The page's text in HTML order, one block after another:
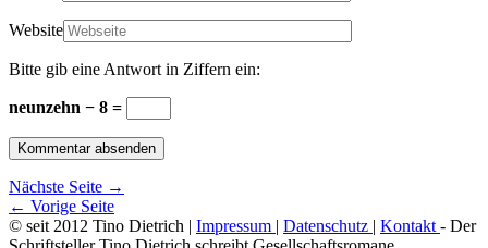
Website
Bitte gib eine Antwort in Ziffern ein:
neunzehn − 8 =
Nächste Seite →
← Vorige Seite
© seit 2012 Tino Dietrich | Impressum | Datenschutz | Kontakt - Der